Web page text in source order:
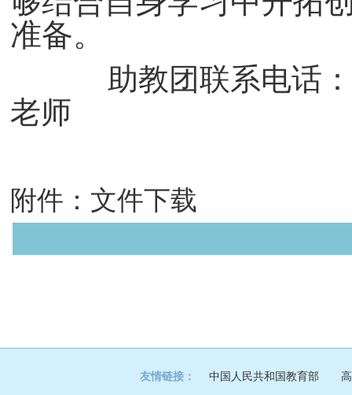
准备。
助教团联系电话：
老师
附件： 文件下载
友情链接： 中国人民共和国教育部